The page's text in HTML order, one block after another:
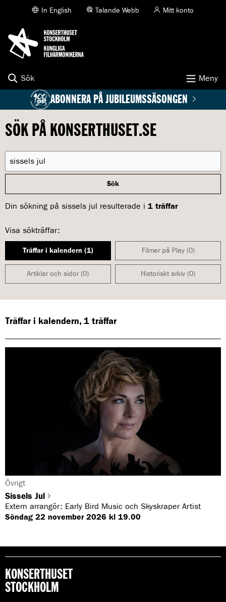
l
i
n
e
h
l
p
å
s
i
d
a
n
In English Talande Webb Mitt konto
K
U
S
E
T
S
O
K
O
L
Sök Meny
ABONNERA PÅ JUBILEUMSSÄSONGEN
SÖK PÅ KONSERTHUSET.SE
k
Din sökning på sissels jul resulterade i 1 träffar
Visa sökträffar:
Träffar i kalendern (1) Filmer på Play (0)
Artiklar och sidor (0) Historiskt arkiv (0)
Träffar i kalendern, 1 träffar
G
e
n
r
Övrigt
Sissels Jul
Extern arrangör: Early Bird Music och Skyskraper Artist
Söndag 22 november 2026 kl 19.00
KONSERTHUSET
STOCKHOLM